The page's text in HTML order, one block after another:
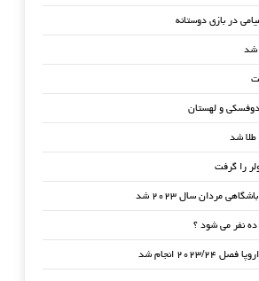
در بازی دوستانه
شد
و لهستان
شد
را گرفت
مردان سال ۲۰۲۳ شد
نفر می شود ؟
۲۴ انجام شد